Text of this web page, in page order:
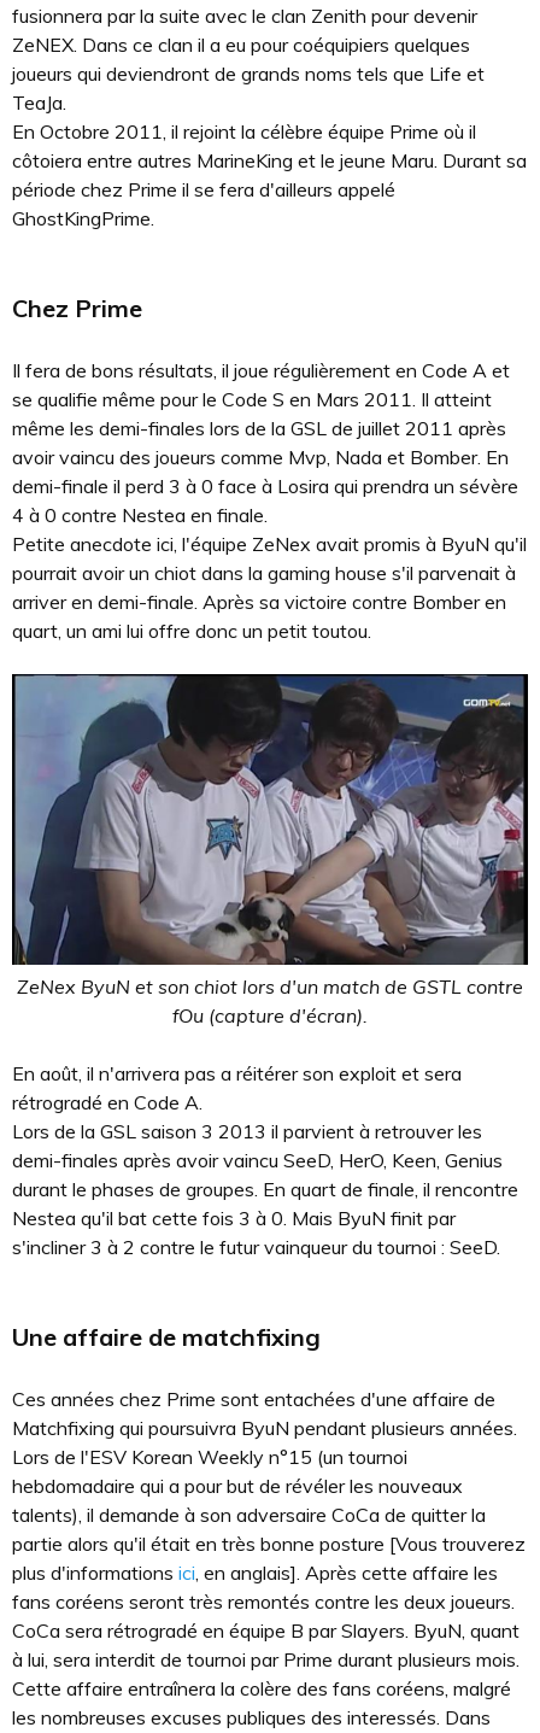
fusionnera par la suite avec le clan Zenith pour devenir
ZeNEX. Dans ce clan il a eu pour coéquipiers quelques
joueurs qui deviendront de grands noms tels que Life et
TeaJa.
En Octobre 2011, il rejoint la célèbre équipe Prime où il
côtoiera entre autres MarineKing et le jeune Maru. Durant sa
période chez Prime il se fera d'ailleurs appelé
GhostKingPrime.
Chez Prime
Il fera de bons résultats, il joue régulièrement en Code A et
se qualifie même pour le Code S en Mars 2011. Il atteint
même les demi-finales lors de la GSL de juillet 2011 après
avoir vaincu des joueurs comme Mvp, Nada et Bomber. En
demi-finale il perd 3 à 0 face à Losira qui prendra un sévère
4 à 0 contre Nestea en finale.
Petite anecdote ici, l'équipe ZeNex avait promis à ByuN qu'il
pourrait avoir un chiot dans la gaming house s'il parvenait à
arriver en demi-finale. Après sa victoire contre Bomber en
quart, un ami lui offre donc un petit toutou.
ZeNex ByuN et son chiot lors d'un match de GSTL contre
fOu (capture d'écran).
En août, il n'arrivera pas a réitérer son exploit et sera
rétrogradé en Code A.
Lors de la GSL saison 3 2013 il parvient à retrouver les
demi-finales après avoir vaincu SeeD, HerO, Keen, Genius
durant le phases de groupes. En quart de finale, il rencontre
Nestea qu'il bat cette fois 3 à 0. Mais ByuN finit par
s'incliner 3 à 2 contre le futur vainqueur du tournoi : SeeD.
Une affaire de matchfixing
Ces années chez Prime sont entachées d'une affaire de
Matchfixing qui poursuivra ByuN pendant plusieurs années.
Lors de l'ESV Korean Weekly n°15 (un tournoi
hebdomadaire qui a pour but de révéler les nouveaux
talents), il demande à son adversaire CoCa de quitter la
partie alors qu'il était en très bonne posture [Vous trouverez
plus d'informations ici , en anglais]. Après cette affaire les
fans coréens seront très remontés contre les deux joueurs.
CoCa sera rétrogradé en équipe B par Slayers. ByuN, quant
à lui, sera interdit de tournoi par Prime durant plusieurs mois.
Cette affaire entraînera la colère des fans coréens, malgré
les nombreuses excuses publiques des interessés. Dans